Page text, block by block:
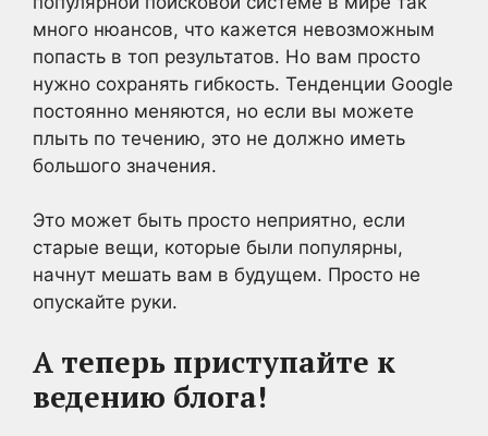
много нюансов, что кажется невозможным
попасть в топ результатов. Но вам просто
нужно сохранять гибкость. Тенденции Google
постоянно меняются, но если вы можете
плыть по течению, это не должно иметь
большого значения.
Это может быть просто неприятно, если
старые вещи, которые были популярны,
начнут мешать вам в будущем. Просто не
опускайте руки.
А теперь приступайте к
ведению блога!